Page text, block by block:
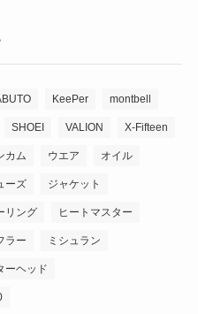
KeePer montbell
SHOEI VALION X-Fifteen
カム ウエア オイル
ーズ ジャケット
リング ヒートマスター
ラー ミシュラン
ーヘッド